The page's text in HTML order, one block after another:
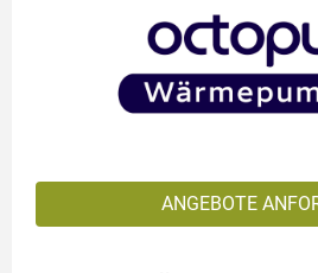
ANGEBOTE